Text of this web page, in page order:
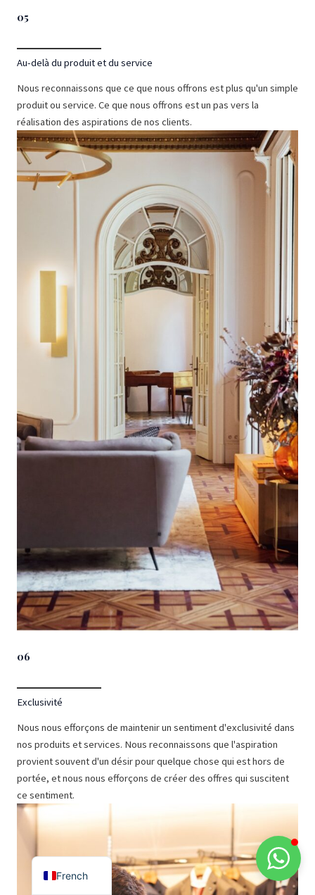
05
Au-delà du produit et du service
Nous reconnaissons que ce que nous offrons est plus qu'un simple
produit ou service. Ce que nous offrons est un pas vers la
réalisation des aspirations de nos clients.
06
Exclusivité
Nous nous efforçons de maintenir un sentiment d'exclusivité dans
nos produits et services. Nous reconnaissons que l'aspiration
provient souvent d'un désir pour quelque chose qui est hors de
portée, et nous nous efforçons de créer des offres qui suscitent
ce sentiment.
French
English
German
Spanish